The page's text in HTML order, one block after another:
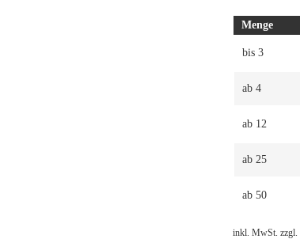
Menge
bis3
ab4
ab 12
ab25
ab50
inkl. MwSt.zzgl.